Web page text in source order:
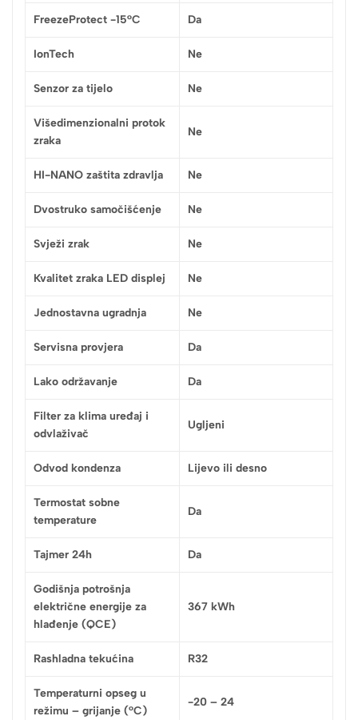
FreezeProtect -15°C Da
IonTech Ne
Senzor za tijelo Ne
Višedimenzionalni protok
zraka
Ne
HI-NANO zaštita zdravlja Ne
Dvostruko samočišćenje Ne
Svježi zrak Ne
Kvalitet zraka LED displej Ne
Jednostavna ugradnja Ne
Servisna provjera Da
Lako održavanje Da
Filter za klima uređaj i
odvlaživač
Ugljeni
Odvod kondenza Lijevo ili desno
Termostat sobne
temperature
Da
Tajmer 24h Da
Godišnja potrošnja
električne energije za
hlađenje (QCE)
367 kWh
Rashladna tekućina R32
Temperaturni opseg u
režimu – grijanje (°C)
-20 – 24